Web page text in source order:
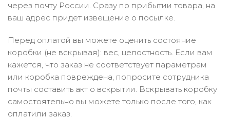
через почту России. Сразу по прибытии товара, на
ваш адрес придет извещение о посылке.
Перед оплатой вы можете оценить состояние
коробки (не вскрывая): вес, целостность. Если вам
кажется, что заказ не соответствует параметрам
или коробка повреждена, попросите сотрудника
почты составить акт о вскрытии. Вскрывать коробку
самостоятельно вы можете только после того, как
оплатили заказ.